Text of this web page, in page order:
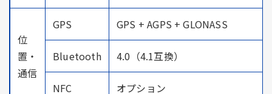
位
置・
通信
GPS GPS + AGPS + GLONASS
Bluetooth 4.0（4.1互換）
NFC オプション